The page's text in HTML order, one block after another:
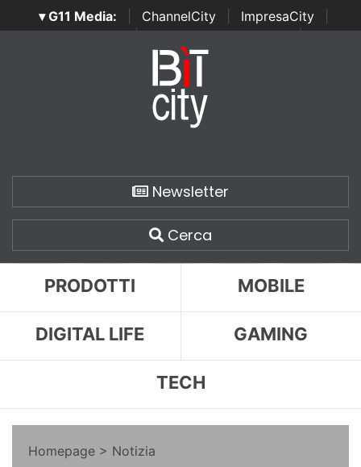
▾ G11 Media: ChannelCity ImpresaCity
SecurityOpenLab | Italian Channel Awards | Italian
Italian Security Awards
Newsletter
Cerca
PRODOTTI MOBILE
DIGITAL LIFE GAMING
TECH
Homepage > Notizia